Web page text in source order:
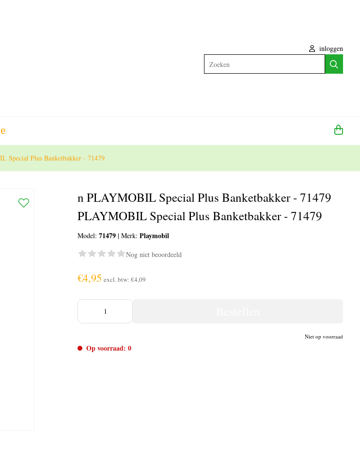
inloggen
Special Plus Banketbakker - 71479
n PLAYMOBIL Special Plus Banketbakker - 71479
PLAYMOBIL Special Plus Banketbakker - 71479
Model:71479 |Merk:Playmobil
Nog niet beoordeeld
€4,95 excl. btw:€4,09
Niet op voorraad
Op voorraad: 0